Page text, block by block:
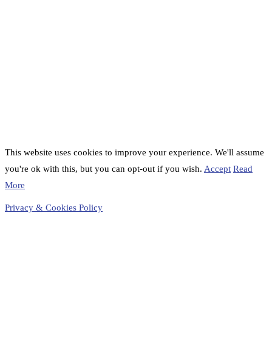
This website uses cookies to improve your experience. We'll assume
you're ok with this, but you can opt-out if you wish. Accept Read
More
Privacy & Cookies Policy